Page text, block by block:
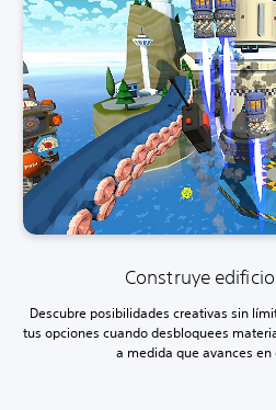
Construye
Descubre posibilidades creativas sin
tus opciones cuando desbloquees
a medida que avances